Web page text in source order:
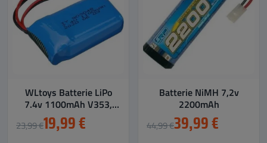
WLtoys Batterie LiPo
7.4v 1100mAh V353,
A949, A959, A969,
A979...
23,99 €19,99 €
Batterie NiMH 7,2v
2200mAh
44,99 €39,99 €